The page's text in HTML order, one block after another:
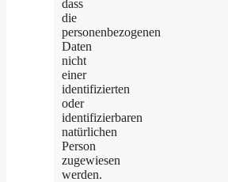
dass
die
personenbezogenen
Daten
nicht
einer
identifizierten
oder
identifizierbaren
natürlichen
Person
zugewiesen
werden.